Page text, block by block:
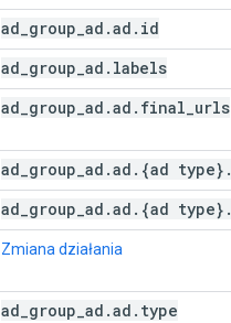
ad group ad .ad . id
ad group ad . labels
ad group ad .ad . final urls
ad group ad .ad . {ad type} .
ad group ad .ad . {ad type} .
Zmiana działania
ad group ad .ad . type